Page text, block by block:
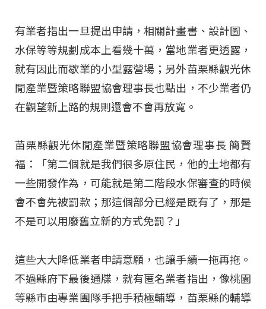
有業者指出一旦提出申請，相關計畫書、設計圖、
水保等等規劃成本上看幾十萬，當地業者更透露，
就有因此而歇業的小型露營場；另外苗栗縣觀光休
閒產業暨策略聯盟協會理事長也點出，不少業者仍
在觀望新上路的規則還會不會再放寬。
苗栗縣觀光休閒產業暨策略聯盟協會理事長 簡賢
福：「第二個就是我們很多原住民，他的土地都有
一些開發作為，可能就是第二階段水保審查的時候
會不會先被罰款；那這個部分已經是既有了，那是
不是可以用廢舊立新的方式免罰？」
這些大大降低業者申請意願，也讓手續一拖再拖。
不過縣府下最後通牒，就有匿名業者指出，像桃園
等縣市由專業團隊手把手積極輔導，苗栗縣的輔導